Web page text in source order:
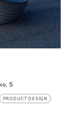
5
PRODUCT DESIGN